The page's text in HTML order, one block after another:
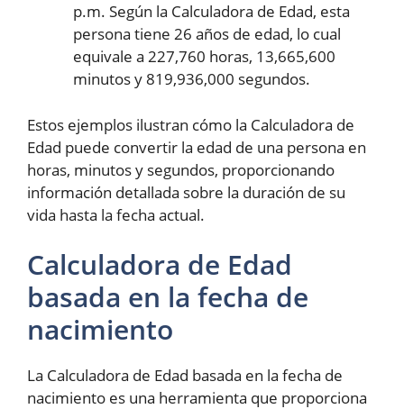
p.m. Según la Calculadora de Edad, esta
persona tiene 26 años de edad, lo cual
equivale a 227,760 horas, 13,665,600
minutos y 819,936,000 segundos.
Estos ejemplos ilustran cómo la Calculadora de
Edad puede convertir la edad de una persona en
horas, minutos y segundos, proporcionando
información detallada sobre la duración de su
vida hasta la fecha actual.
Calculadora de Edad
basada en la fecha de
nacimiento
La Calculadora de Edad basada en la fecha de
nacimiento es una herramienta que proporciona